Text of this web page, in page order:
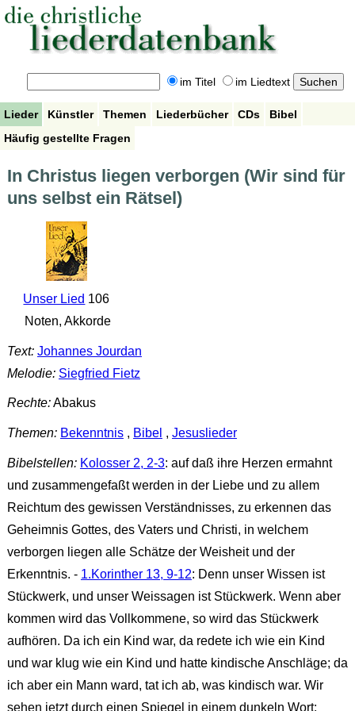
im Titel im Liedtext
Lieder Künstler Themen Liederbücher CDs
Bibel
Häufig gestellte Fragen
In Christus liegen verborgen (Wir sind für
uns selbst ein Rätsel)
Unser Lied 106
Noten, Akkorde
Text: Johannes Jourdan
Melodie: Siegfried Fietz
Rechte:Abakus
Themen: Bekenntnis, Bibel , Jesuslieder
Bibelstellen: Kolosser 2, 2-3: auf daß ihre Herzen ermahnt
und zusammengefaßt werden in der Liebe und zu allem
Reichtum des gewissen Verständnisses, zu erkennen das
Geheimnis Gottes, des Vaters und Christi, in welchem
verborgen liegen alle Schätze der Weisheit und der
Erkenntnis. - 1.Korinther 13, 9-12: Denn unser Wissen ist
Stückwerk, und unser Weissagen ist Stückwerk. Wenn aber
kommen wird das Vollkommene, so wird das Stückwerk
aufhören. Da ich ein Kind war, da redete ich wie ein Kind
und war klug wie ein Kind und hatte kindische Anschläge; da
ich aber ein Mann ward, tat ich ab, was kindisch war. Wir
sehen jetzt durch einen Spiegel in einem dunkeln Wort;